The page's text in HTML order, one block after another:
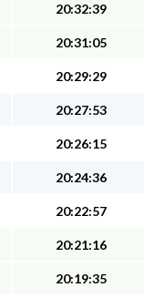
20:32:39
20:31:05
20:29:29
20:27:53
20:26:15
20:24:36
20:22:57
20:21:16
20:19:35